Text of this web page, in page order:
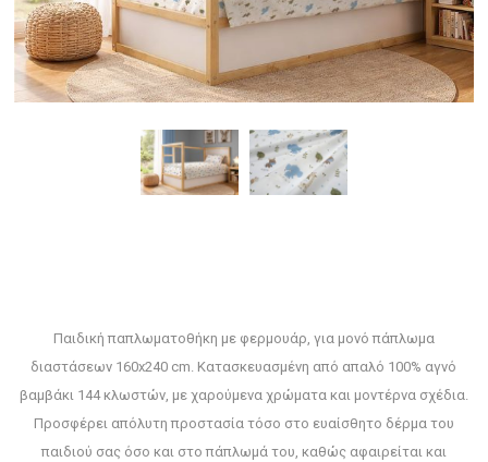
Παιδική παπλωματοθήκη με φερμουάρ, για μονό πάπλωμα
διαστάσεων 160x240 cm. Κατασκευασμένη από απαλό 100% αγνό
βαμβάκι 144 κλωστών, με χαρούμενα χρώματα και μοντέρνα σχέδια.
Προσφέρει απόλυτη προστασία τόσο στο ευαίσθητο δέρμα του
παιδιού σας όσο και στο πάπλωμά του, καθώς αφαιρείται και